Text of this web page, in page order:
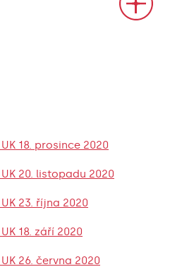
2020
18. prosince 2020
20. listopadu 2020
23. října 2020
18. září 2020
26. června 2020